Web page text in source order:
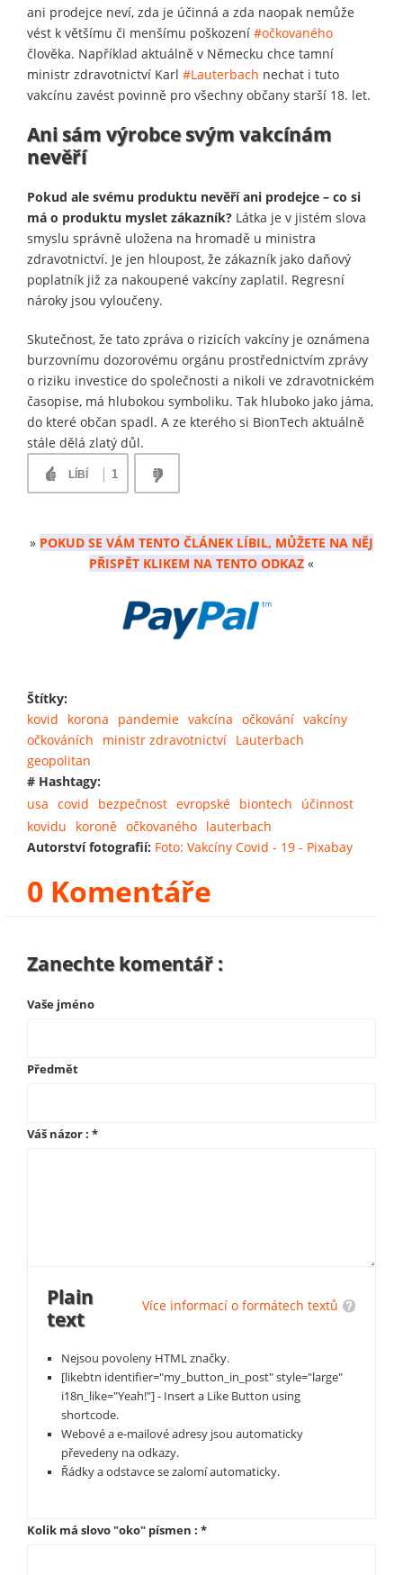
ani prodejce neví, zda je účinná a zda naopak nemůže
vést k většímu či menšímu poškození #očkovaného
člověka. Například aktuálně v Německu chce tamní
ministr zdravotnictví Karl #Lauterbach nechat i tuto
vakcínu zavést povinně pro všechny občany starší 18. let.
Ani sám výrobce svým vakcínám
nevěří
Pokud ale svému produktu nevěří ani prodejce – co si
má o produktu myslet zákazník? Látka je v jistém slova
smyslu správně uložena na hromadě u ministra
zdravotnictví. Je jen hloupost, že zákazník jako daňový
poplatník již za nakoupené vakcíny zaplatil. Regresní
nároky jsou vyloučeny.
Skutečnost, že tato zpráva o rizicích vakcíny je oznámena
burzovnímu dozorovému orgánu prostřednictvím zprávy
o riziku investice do společnosti a nikoli ve zdravotnickém
časopise, má hlubokou symboliku. Tak hluboko jako jáma,
do které občan spadl. A ze kterého si BionTech aktuálně
stále dělá zlatý důl.
LÍBÍ 1
» POKUD SE VÁM TENTO ČLÁNEK LÍBIL, MŮŽETE NA NĚJ
PŘISPĚT KLIKEM NA TENTO ODKAZ «
Štítky:
kovid
korona pandemie vakcína očkování vakcíny
očkováních
ministr zdravotnictví Lauterbach
geopolitan
# Hashtagy:
usa covid bezpečnost evropské biontech
účinnost
kovidu
koroně očkovaného lauterbach
Autorství fotografií: Foto: Vakcíny Covid - 19 - Pixabay
0 Komentáře
Zanechte komentář :
Vaše jméno
Předmět
Váš názor : *
Více informací o formátech textů
Plain
text
Nejsou povoleny HTML značky.
[likebtn identifier="my_button_in_post" style="large"
i18n_like="Yeah!"] - Insert a Like Button using
shortcode.
Webové a e-mailové adresy jsou automaticky
převedeny na odkazy.
Řádky a odstavce se zalomí automaticky.
Kolik má slovo "oko" písmen : *